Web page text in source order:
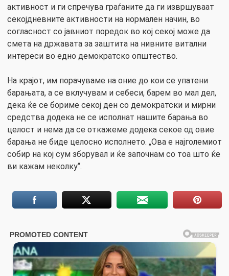
активност и ги спречува граѓаните да ги извршуваат
секојдневните активности на нормален начин, во
согласност со јавниот поредок во кој секој може да
смета на државата за заштита на нивните витални
интереси во едно демократско општество.
На крајот, им порачуваме на оние до кои се упатени
барањата, а се вклучувам и себеси, барем во мал дел,
дека ќе се бориме секој ден со демократски и мирни
средства додека не се исполнат нашите барања во
целост и нема да се откажеме додека секое од овие
барања не биде целосно исполнето. „Ова е најголемиот
собир на кој сум зборувал и ќе започнам со тоа што ќе
ви кажам неколку“.